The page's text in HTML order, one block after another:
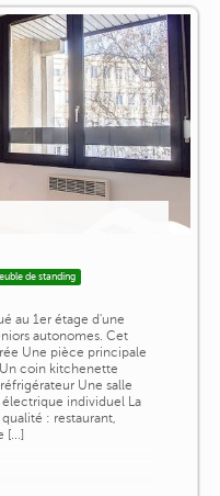
de standing
au 1er étage d'une
autonomes. Cet
Une pièce principale
coin kitchenette
Une salle
individuel La
: restaurant,
[...]